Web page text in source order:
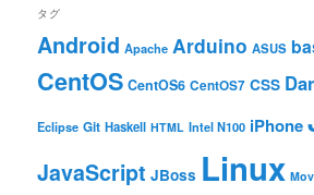
タグ
Android Apache Arduino ASUS
CentOS CentOS6 CentOS7 CSS
Eclipse Git Haskell HTML Intel N100 iPhone
JavaScript JBoss Linux